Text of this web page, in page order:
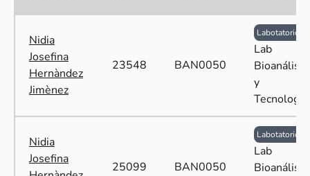
Nidia
Josefina
Hernàndez
Jimènez
23548 BAN0050
Labotatorio
Lab
Bioanálisis
y
Tecnología
Nidia
Josefina
25099 BAN0050
Labotatorio
Lab
Bioanálisis